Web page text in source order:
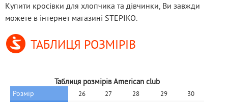
Купити кросівки для хлопчика та дівчинки, Ви завжди
можете в інтернет магазині STEPIKO.
ТАБЛИЦЯ РОЗМІРІВ
Таблиця розмірів American club
Розмір 26 27 28 29 30